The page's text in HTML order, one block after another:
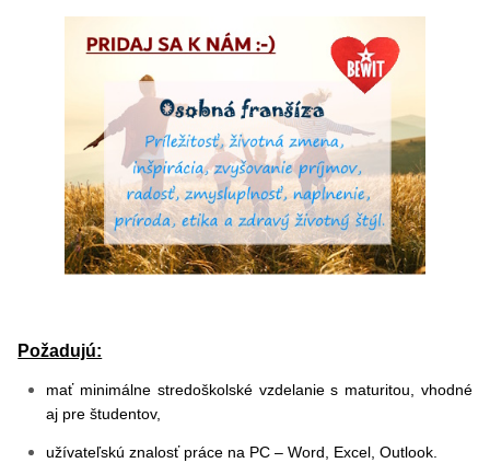
Požadujú:
mať minimálne stredoškolské vzdelanie s maturitou, vhodné
aj pre študentov,
užívateľskú znalosť práce na PC – Word, Excel, Outlook.